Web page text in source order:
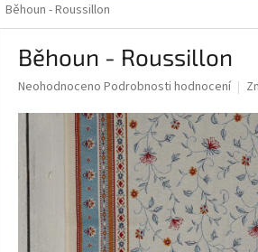
Běhoun - Roussillon
Běhoun - Roussillon
Průměrné
produktu
Neohodnoceno Podrobnosti hodnocení